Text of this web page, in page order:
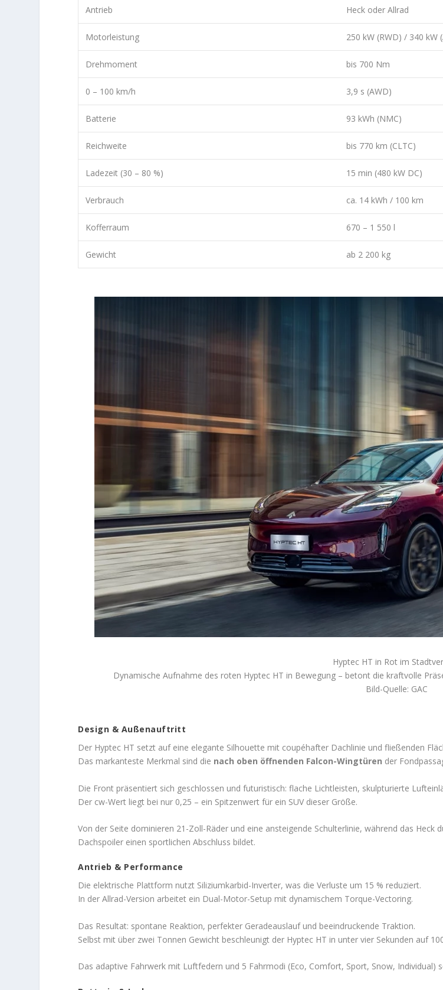
Antrieb Heck oder Allrad
Motorleistung 250 kW (RWD) / 340 kW
Drehmoment bis 700 Nm
0 – 100 km/h 3,9 s (AWD)
Batterie 93 kWh (NMC)
Reichweite bis 770 km (CLTC)
Ladezeit (30 – 80 %) 15 min (480 kW DC)
Verbrauch ca. 14 kWh / 100 km
Kofferraum 670 – 1 550 l
Gewicht ab 2 200 kg
Hyptec HT in Rot im
Dynamische Aufnahme des roten Hyptec HT in Bewegung – betont die kraftvolle
Bild-Quelle: GAC
Design & Außenauftritt
Der Hyptec HT setzt auf eine elegante Silhouette mit coupéhafter Dachlinie und fließenden
Das markanteste Merkmal sind die nach oben öffnenden Falcon-Wingtüren der
Die Front präsentiert sich geschlossen und futuristisch: flache Lichtleisten, skulpturierte
Der cw-Wert liegt bei nur 0,25 – ein Spitzenwert für ein SUV dieser Größe.
Von der Seite dominieren 21-Zoll-Räder und eine ansteigende Schulterlinie, während das Heck
Dachspoiler einen sportlichen Abschluss bildet.
Antrieb & Performance
Die elektrische Plattform nutzt Siliziumkarbid-Inverter, was die Verluste um 15 % reduziert.
In der Allrad-Version arbeitet ein Dual-Motor-Setup mit dynamischem Torque-Vectoring.
Das Resultat: spontane Reaktion, perfekter Geradeauslauf und beeindruckende Traktion.
Selbst mit über zwei Tonnen Gewicht beschleunigt der Hyptec HT in unter vier Sekunden auf
Das adaptive Fahrwerk mit Luftfedern und 5 Fahrmodi (Eco, Comfort, Sport, Snow, Individual)